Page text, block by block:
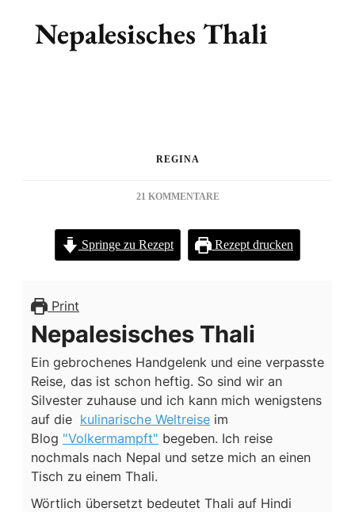
Nepalesisches Thali
REGINA
21 KOMMENTAREZU
THALI
Springe zu Rezept Rezept drucken
Print
Nepalesisches Thali
Ein gebrochenes Handgelenk und eine verpasste
Reise, das ist schon heftig. So sind wir an
Silvester zuhause und ich kann mich wenigstens
auf die kulinarische Weltreise im
Blog "Volkermampft" begeben. Ich reise
nochmals nach Nepal und setze mich an einen
Tisch zu einem Thali.
Wörtlich übersetzt bedeutet Thali auf Hindi